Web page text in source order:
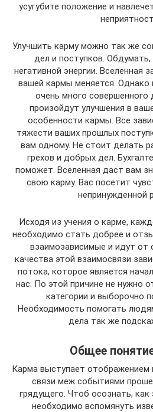
усугубите положение и
Улучшить карму можно так же
дел и поступков.
негативной энергии. Вселенная
вашей кармы меняется.
очень много
произойдут улучшения в
особенности кармы. Все
тяжести ваших прошлых
вам одному. Не стоит делать
грехов и добрых дел.
поможет. Вселенная даст вам
свою карму. Вас посетит
непринужденной
Исходя из учения о карме,
необходимо стать добрее и
взаимозависимые и идут от
качества этой взаимосвязи
потока, которое является
нас. По этой причине не нужно
категории и выборочно
Необходимость помогать
дела так же
Общее
Карма выступает отображением
связи меж событиями
грядущего. Чтоб осознать,
необходимо вспомянуть